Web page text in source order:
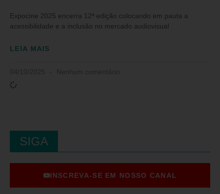
Expocine 2025 encerra 12ª edição colocando em pauta a
acessibilidade e a inclusão no mercado audiovisual
LEIA MAIS
SIGA
INSCREVA-SE EM NOSSO CANAL